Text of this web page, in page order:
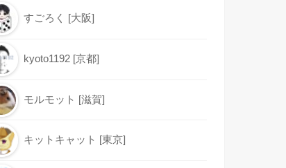
すごろく [大阪]
kyoto1192 [京都]
モルモット [滋賀]
キットキャット [東京]